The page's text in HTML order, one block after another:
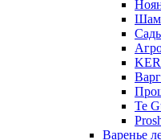
Te
Варенье